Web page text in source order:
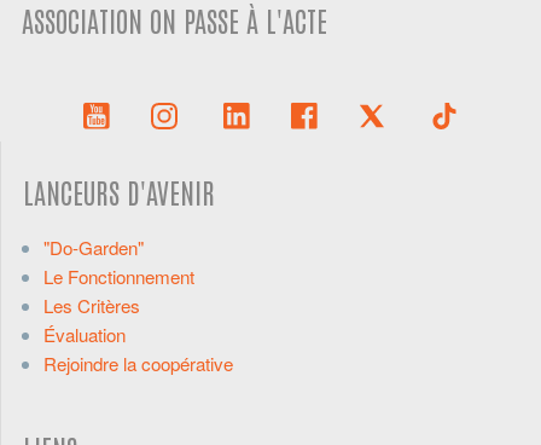
ASSOCIATION ON PASSE À L'ACTE
LANCEURS D'AVENIR
"Do-Garden"
Le Fonctionnement
Les Critères
Évaluation
Rejoindre la coopérative